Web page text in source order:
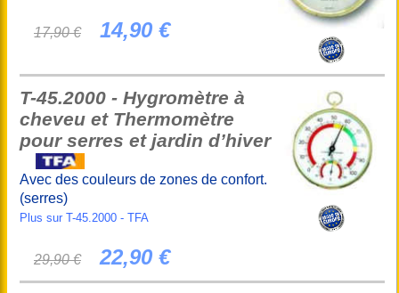
17,90 € 14,90 €
T-45.2000 - Hygromètre à
cheveu et Thermomètre
pour serres et jardin d’hiver
Avec des couleurs de zones de confort.
(serres)
Plus sur T-45.2000 - TFA
29,90 € 22,90 €